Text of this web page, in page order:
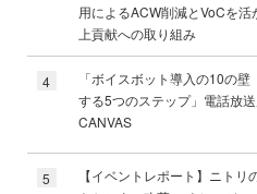
用によるACW削減とVoCを活
上貢献への取り組み
4
「ボイスボット導入の10の
する5つのステップ」電話放
CANVAS
5
【イベントレポート】ニトリ